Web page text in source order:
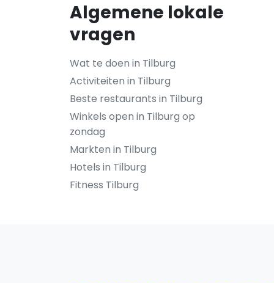
Algemene lokale
vragen
Wat te doen in Tilburg
Activiteiten in Tilburg
Beste restaurants in Tilburg
Winkels open in Tilburg op
zondag
Markten in Tilburg
Hotels in Tilburg
Fitness Tilburg